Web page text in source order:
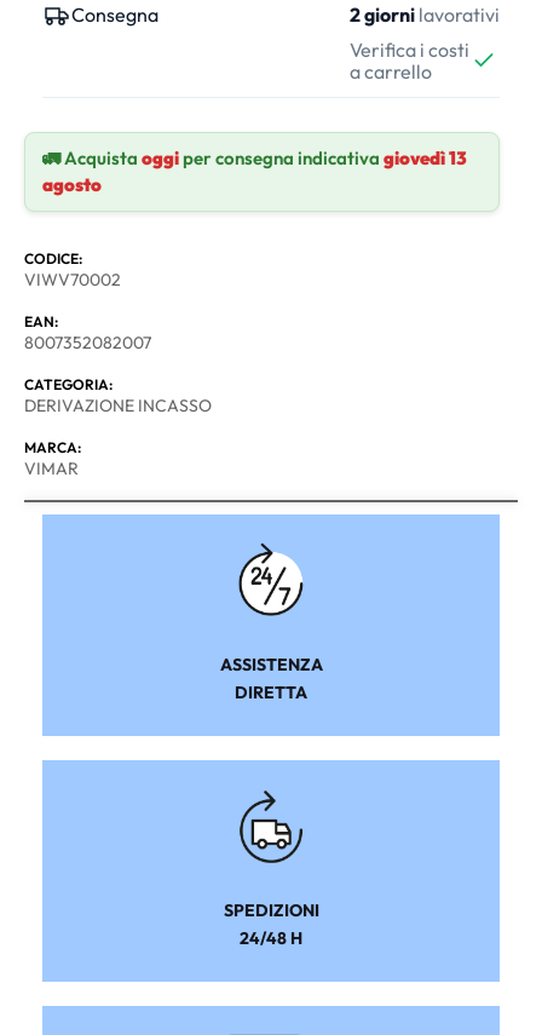
Consegna 2 giorni lavorativi
Verifica i costi
a carrello
🚛 Acquista oggiper consegna indicativa giovedì 13
agosto
CODICE:
VIWV70002
EAN:
8007352082007
CATEGORIA:
DERIVAZIONE INCASSO
MARCA:
VIMAR
ASSISTENZA
DIRETTA
SPEDIZIONI
24/48 H